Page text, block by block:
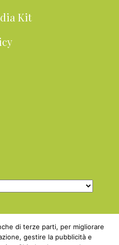
Kit
di terze parti, per migliorare
gestire la pubblicità e